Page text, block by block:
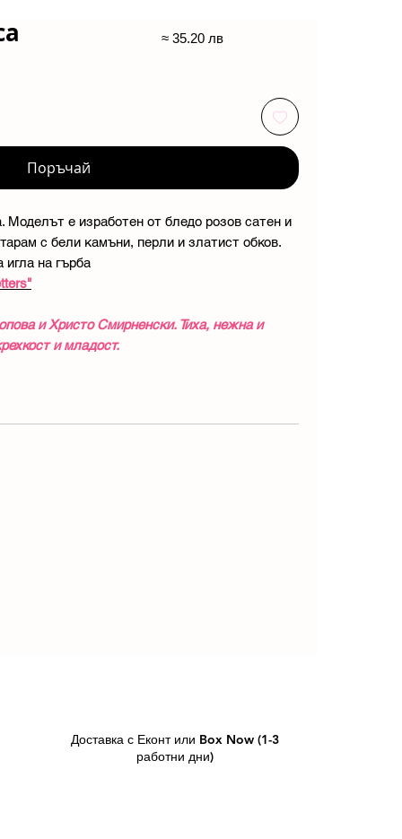
Поръчай
Моделът е изработен от бледо розов сатен и
с бели камъни, перли и златист обков.
игла на гърба
и Христо Смирненски. Тиха, нежна и
и младост.
≈ 35.20 лв
Доставка с Еконт или Box Now (1-3
работни дни)